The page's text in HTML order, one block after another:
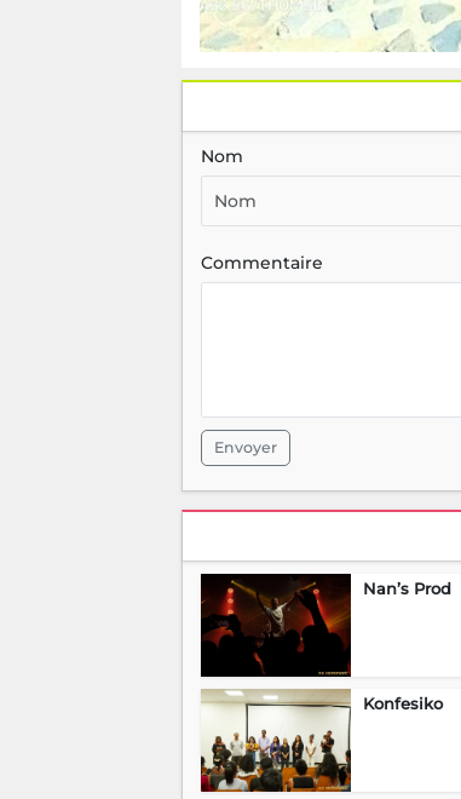
Nom
Commentaire
Envoyer
Nan’s Prod
Konfesiko